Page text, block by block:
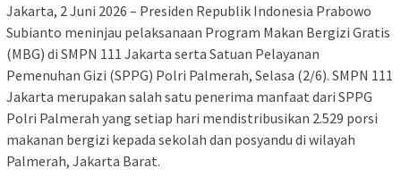
Jakarta, 2 Juni 2026 – Presiden Republik Indonesia Prabowo
Subianto meninjau pelaksanaan Program Makan Bergizi Gratis
(MBG) di SMPN 111 Jakarta serta Satuan Pelayanan
Pemenuhan Gizi (SPPG) Polri Palmerah, Selasa (2/6). SMPN 111
Jakarta merupakan salah satu penerima manfaat dari SPPG
Polri Palmerah yang setiap hari mendistribusikan 2.529 porsi
makanan bergizi kepada sekolah dan posyandu di wilayah
Palmerah, Jakarta Barat.